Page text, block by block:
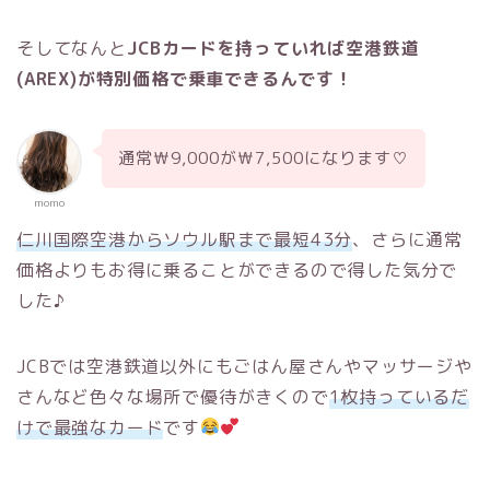
そしてなんとJCBカードを持っていれば空港鉄道
(AREX)が特別価格で乗車できるんです！
momo
通常₩9,000が₩7,500になります♡
仁川国際空港からソウル駅まで最短43分、さらに通常
価格よりもお得に乗ることができるので得した気分で
した♪
JCBでは空港鉄道以外にもごはん屋さんやマッサージや
さんなど色々な場所で優待がきくので1枚持っているだ
けで最強なカードです